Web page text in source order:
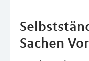
Sachen